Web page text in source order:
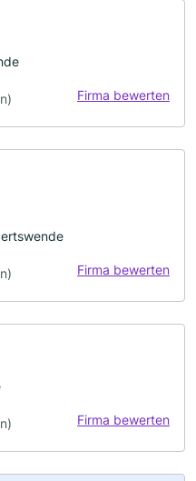
Firma bewerten
Firma bewerten
Firma bewerten